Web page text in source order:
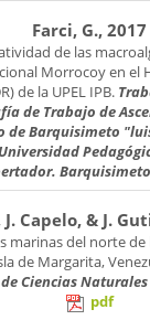
Farci, G., 2017
de las
Morrocoy en el
de la UPEL IPB.
de Trabajo de
de Barquisimeto
Barquisimeto
J. Capelo, & J.
marinas del norte
de Margarita,
Ciencias Naturales
pdf